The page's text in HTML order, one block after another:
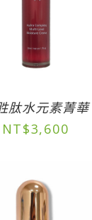
肽水元素菁華
NT$3,600